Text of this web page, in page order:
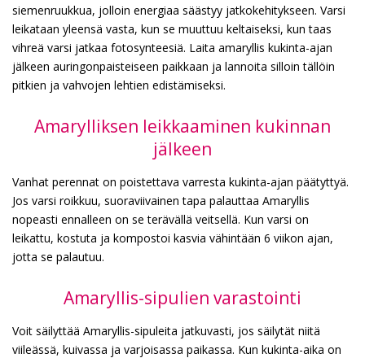
siemenruukkua, jolloin energiaa säästyy jatkokehitykseen. Varsi
leikataan yleensä vasta, kun se muuttuu keltaiseksi, kun taas
vihreä varsi jatkaa fotosynteesiä. Laita amaryllis kukinta-ajan
jälkeen auringonpaisteiseen paikkaan ja lannoita silloin tällöin
pitkien ja vahvojen lehtien edistämiseksi.
Amarylliksen leikkaaminen kukinnan
jälkeen
Vanhat perennat on poistettava varresta kukinta-ajan päätyttyä.
Jos varsi roikkuu, suoraviivainen tapa palauttaa Amaryllis
nopeasti ennalleen on se terävällä veitsellä. Kun varsi on
leikattu, kostuta ja kompostoi kasvia vähintään 6 viikon ajan,
jotta se palautuu.
Amaryllis-sipulien varastointi
Voit säilyttää Amaryllis-sipuleita jatkuvasti, jos säilytät niitä
viileässä, kuivassa ja varjoisassa paikassa. Kun kukinta-aika on